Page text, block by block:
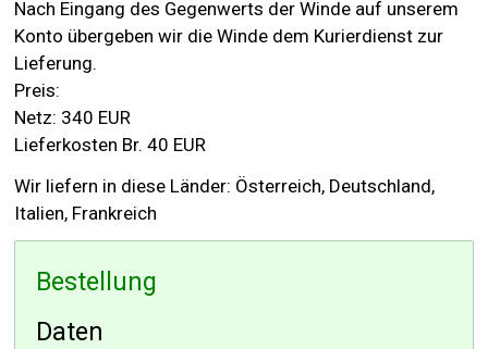
Nach Eingang des Gegenwerts der Winde auf unserem
Konto übergeben wir die Winde dem Kurierdienst zur
Lieferung.
Preis:
Netz: 340 EUR
Lieferkosten Br. 40 EUR
Wir liefern in diese Länder: Österreich, Deutschland,
Italien, Frankreich
Bestellung
Daten